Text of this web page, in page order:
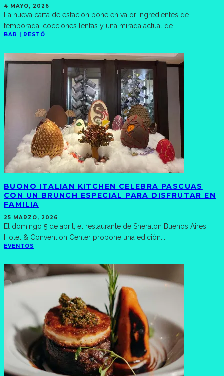
4 MAYO, 2026
La nueva carta de estación pone en valor ingredientes de
temporada, cocciones lentas y una mirada actual de
BAR | RESTÓ
BUONO ITALIAN KITCHEN CELEBRA PASCUAS
CON UN BRUNCH ESPECIAL PARA DISFRUTAR EN
FAMILIA
25 MARZO, 2026
El domingo 5 de abril, el restaurante de Sheraton Buenos Aires
Hotel & Convention Center propone una edición...
EVENTOS